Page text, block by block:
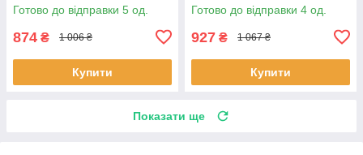
Готово до відправки 5 од.
874 ₴ 1 006 ₴
Купити
Готово до відправки 4 од.
927 ₴ 1 067 ₴
Купити
Показати ще